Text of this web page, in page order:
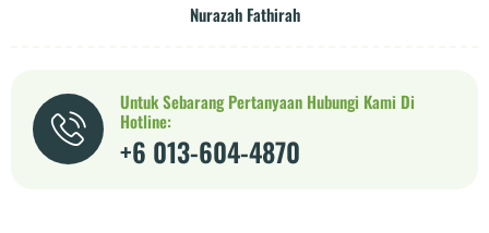
Nurazah Fathirah
Untuk Sebarang Pertanyaan Hubungi Kami Di
Hotline:
+6 013-604-4870